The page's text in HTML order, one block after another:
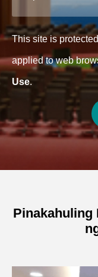
This site is
applied to web
Use.
Pinakahuling